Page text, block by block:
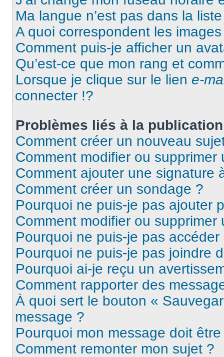
Ma langue n’est pas dans la
A quoi correspondent les
Comment puis-je afficher un
Qu’est-ce que mon rang et
Lorsque je clique sur le lien e-
connecter !?
Problèmes liés à la
Comment créer un nouveau
Comment modifier ou supprimer
Comment ajouter une signature
Comment créer un sondage ?
Pourquoi ne puis-je pas ajouter
Comment modifier ou supprimer
Pourquoi ne puis-je pas
Pourquoi ne puis-je pas joindre
Pourquoi ai-je reçu un
Comment rapporter des
À quoi sert le bouton «
message ?
Pourquoi mon message doit
Comment remonter mon sujet ?